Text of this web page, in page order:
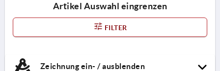
Artikel Auswahl eingrenzen
FILTER
Zeichnung ein- / ausblenden